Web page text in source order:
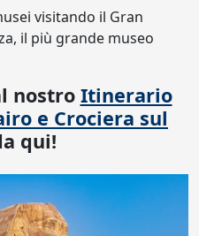
visitando il Gran
il più grande museo
nostro Itinerario
e Crociera sul
qui!